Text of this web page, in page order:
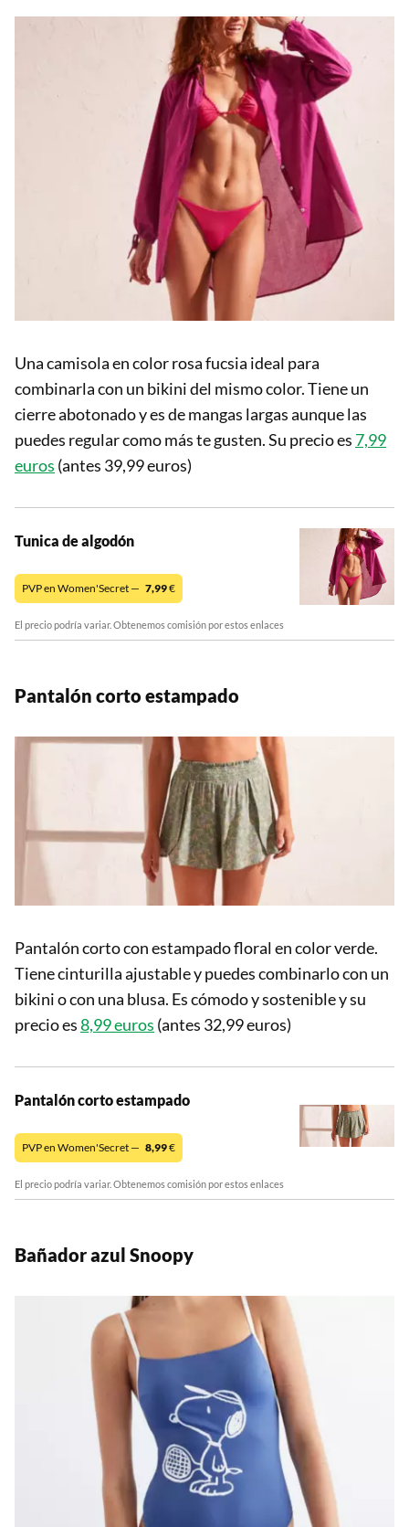
Una camisola en color rosa fucsia ideal para
combinarla con un bikini del mismo color. Tiene un
cierre abotonado y es de mangas largas aunque las
puedes regular como más te gusten. Su precio es 7,99
euros (antes 39,99 euros)
Tunica de algodón
PVP en Women'Secret — 7,99€
El precio podría variar. Obtenemos comisión por estos enlaces
Pantalón corto estampado
Pantalón corto con estampado floral en color verde.
Tiene cinturilla ajustable y puedes combinarlo con un
bikini o con una blusa. Es cómodo y sostenible y su
precio es8,99 euros (antes 32,99 euros)
Pantalón corto estampado
PVP en Women'Secret — 8,99€
El precio podría variar. Obtenemos comisión por estos enlaces
Bañador azul Snoopy